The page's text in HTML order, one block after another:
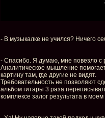
- В музыкалке не учился? Ничего
- Спасибо. Я думаю, мне повезло с
Аналитическое мышление
картину там, где другие не видят.
Требовательность не позволяют
альбом гитары 3 раза
комплексе залог результата в моем